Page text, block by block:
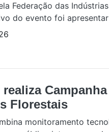
Federação das
do evento foi
realiza
Florestais
monitoramento